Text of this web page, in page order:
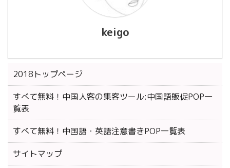
keigo
2018トップページ
すべて無料！中国人客の集客ツール:中国語販促POP一
覧表
すべて無料！中国語・英語注意書きPOP一覧表
サイトマップ